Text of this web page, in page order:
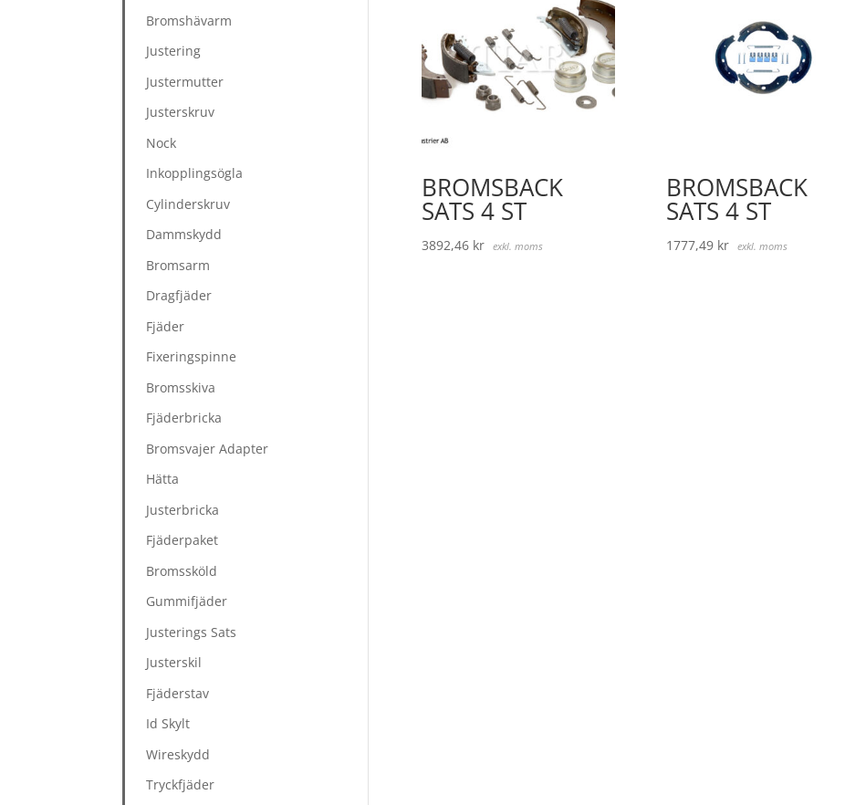
BROMSBACK
SATS 4 ST
3892,46 kr exkl. moms
BROMSBACK
SATS 4 ST
1777,49 kr exkl. moms
Bromshävarm
Justering
Justermutter
Justerskruv
Nock
Inkopplingsögla
Cylinderskruv
Dammskydd
Bromsarm
Dragfjäder
Fjäder
Fixeringspinne
Bromsskiva
Fjäderbricka
Bromsvajer Adapter
Hätta
Justerbricka
Fjäderpaket
Bromssköld
Gummifjäder
Justerings Sats
Justerskil
Fjäderstav
Id Skylt
Wireskydd
Tryckfjäder